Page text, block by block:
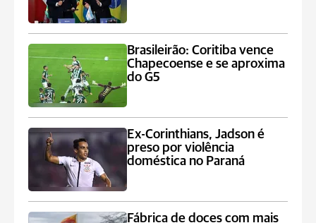
Brasileirão: Coritiba vence
Chapecoense e se aproxima
do G5
Ex-Corinthians, Jadson é
preso por violência
doméstica no Paraná
Fábrica de doces com mais